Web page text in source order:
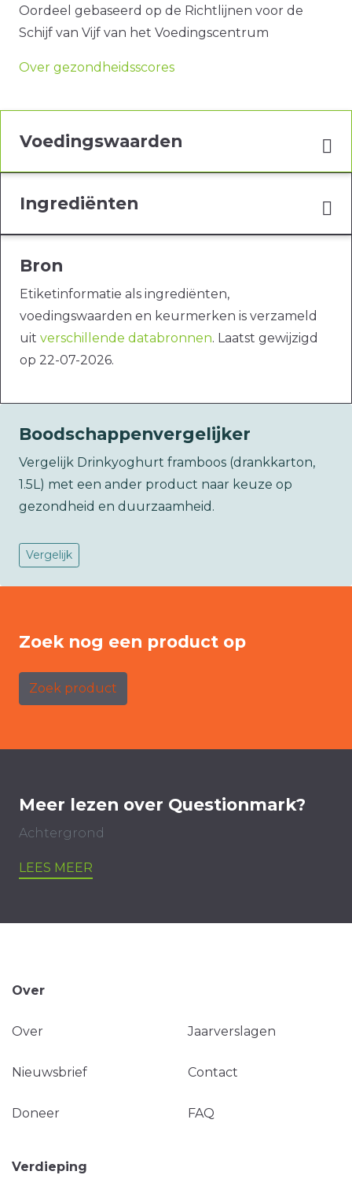
Oordeel gebaseerd op de Richtlijnen voor de
Schijf van Vijf van het Voedingscentrum
Over gezondheidsscores
Voedingswaarden
Ingrediënten
Bron
Etiketinformatie als ingrediënten,
voedingswaarden en keurmerken is verzameld
uit verschillende databronnen. Laatst gewijzigd
op 22-07-2026.
Boodschappenvergelijker
Vergelijk Drinkyoghurt framboos (drankkarton,
1.5L) met een ander product naar keuze op
gezondheid en duurzaamheid.
Vergelijk
Zoek nog een product op
Zoek product
Meer lezen over Questionmark?
Achtergrond
LEES MEER
Over
Over Jaarverslagen
Nieuwsbrief Contact
Doneer FAQ
Verdieping